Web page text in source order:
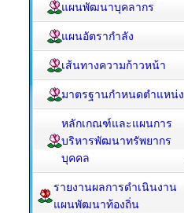
แผนพัฒนาบุคลากร
แผนอัตรากำลัง
เส้นทางความก้าวหน้า
มาตรฐานกำหนดตำแหน่ง
หลักเกณฑ์และแผนการ
บริหารพัฒนาทรัพยากร
บุคคล
รายงานผลการดำเนินงาน
แผนพัฒนาท้องถิ่น